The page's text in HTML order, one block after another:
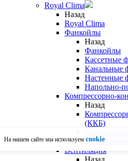
Royal Clima
Назад
Royal Clima
Фанкойлы
Назад
Фанкойлы
Кассетные
Канальные
Настенные
Напольно-
Компрессорно-
Назад
(ККБ)
Вентиляция
Назад
На нашем сайте мы используем cookie